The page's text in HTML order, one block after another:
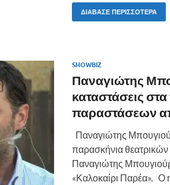
e
o
o
k
itt er
ΔΙΆΒΑΣΕ ΠΕΡΙΣΣΌΤΕΡΑ
SHOWBIZ
Παναγιώτης
καταστάσεις
παραστάσεων
Παναγιώτης
παρασκήνια
Παναγιώτης
«Καλοκαίρι Παρέα». Ο